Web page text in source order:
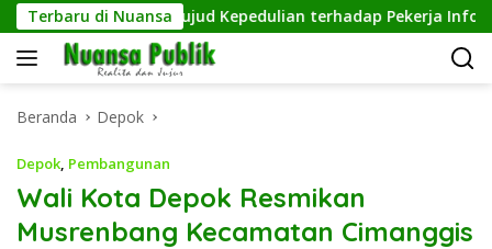
Langsung
ke
konten
Terbaru di Nuansa
Tangguh, Wujud Kepedulian terhadap Pekerja Informal
Beranda Depok
Depok, Pembangunan
Wali Kota Depok Resmikan
Musrenbang Kecamatan Cimanggis